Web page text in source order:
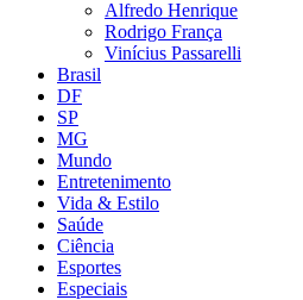
Alfredo Henrique
Rodrigo França
Vinícius Passarelli
Brasil
DF
SP
MG
Mundo
Entretenimento
Vida & Estilo
Saúde
Ciência
Esportes
Especiais